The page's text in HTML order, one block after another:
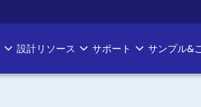
設計リソース サポート サンプル&